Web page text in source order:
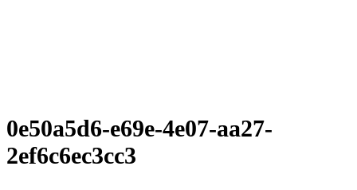
0e50a5d6-e69e-4e07-aa27-
2ef6c6ec3cc3